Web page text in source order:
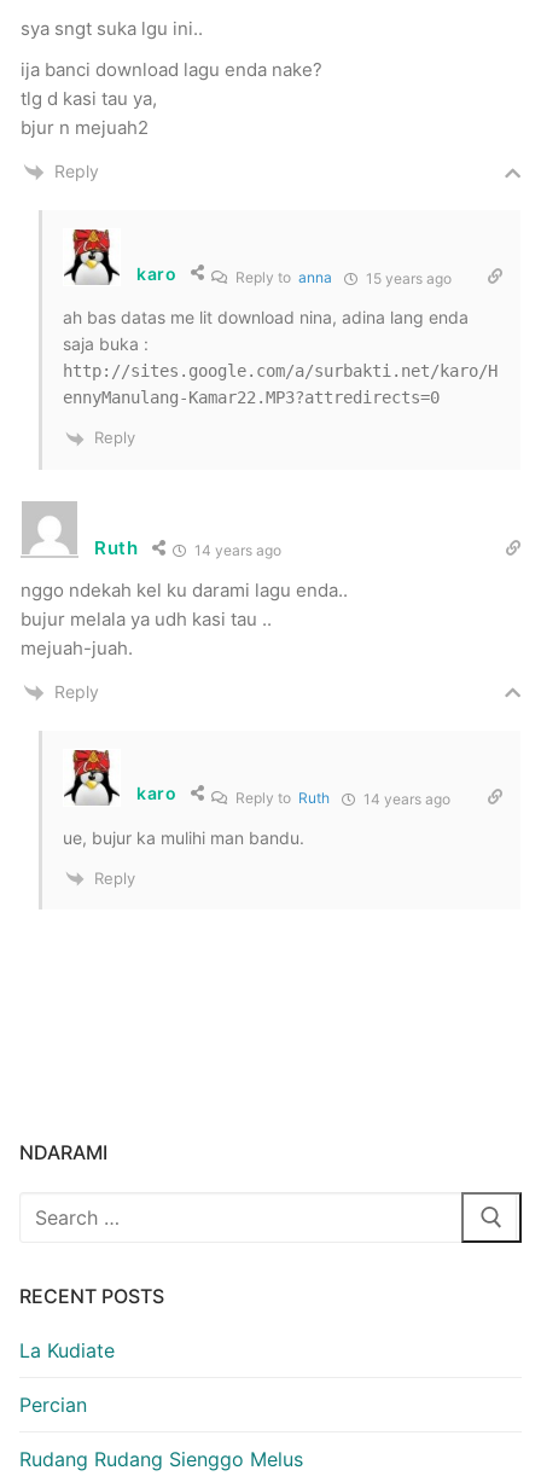
sya sngt suka lgu ini..
ija banci download lagu enda nake?
tlg d kasi tau ya,
bjur n mejuah2
Reply
karo Reply to anna 15 years ago
ah bas datas me lit download nina, adina lang enda
saja buka :
http://sites.google.com/a/surbakti.net/karo/H
ennyManulang-Kamar22.MP3?attredirects=0
Reply
Ruth 14 years ago
nggo ndekah kel ku darami lagu enda..
bujur melala ya udh kasi tau ..
mejuah-juah.
Reply
karo Reply to Ruth 14 years ago
ue, bujur ka mulihi man bandu.
Reply
NDARAMI
Search
RECENT POSTS
La Kudiate
Percian
Rudang Rudang Sienggo Melus